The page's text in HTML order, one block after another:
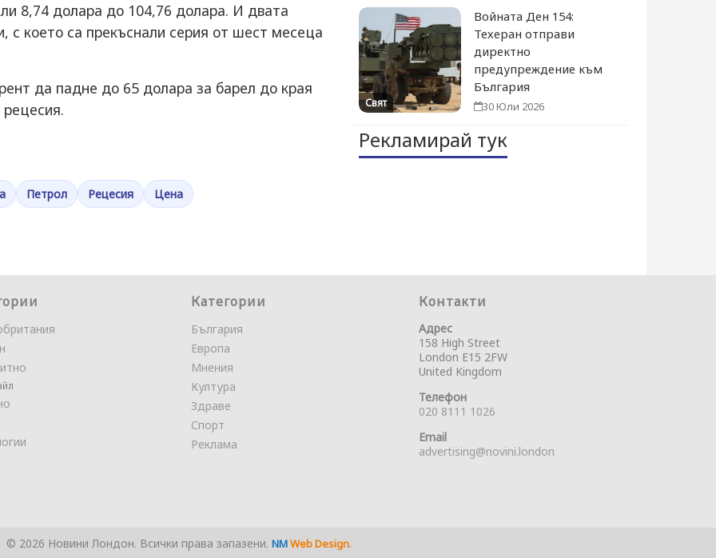
8,74 долара до 104,76 долара. И двата
с което са прекъснали серия от шест месеца
да падне до 65 долара за барел до края
Петрол Рецесия Цена
Свят
Войната Ден 154:
Техеран отправи
директно
предупреждение към
България
30 Юли 2026
Рекламирай тук
Категории
България
Европа
Мнения
Култура
Здраве
Спорт
Реклама
Контакти
Адрес
158 High Street
London E15 2FW
United Kingdom
Телефон
020 8111 1026
Email
advertising@novini.london
© 2026 Новини Лондон. Всички права запазени. NMWeb Design.